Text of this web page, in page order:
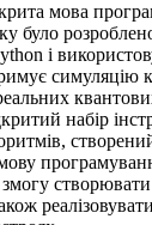
мова
було
і
симуляцію
набір